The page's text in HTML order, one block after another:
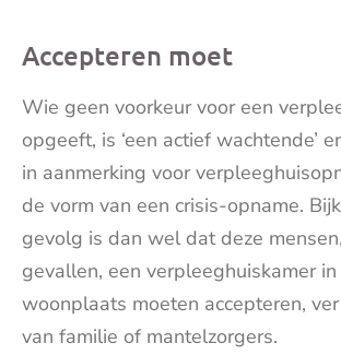
Accepteren moet
Wie geen voorkeur voor een
opgeeft, is ‘een actief wachtende’
in aanmerking voor
de vorm van een crisis-opname.
gevolg is dan wel dat deze
gevallen, een verpleeghuiskamer
woonplaats moeten accepteren,
van familie of mantelzorgers.